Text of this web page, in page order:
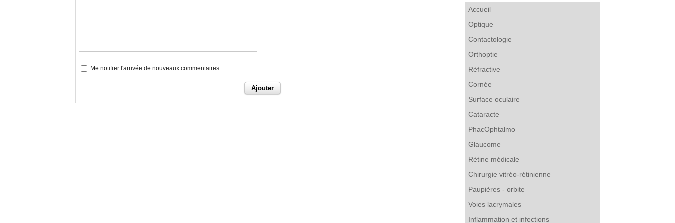
Accueil
Optique
Contactologie
Orthoptie
Réfractive
Cornée
Surface oculaire
Cataracte
PhacOphtalmo
Glaucome
Rétine médicale
Chirurgie vitréo-rétinienne
Paupières - orbite
Voies lacrymales
Inflammation et infections
Me notifier l'arrivée de nouveaux commentaires